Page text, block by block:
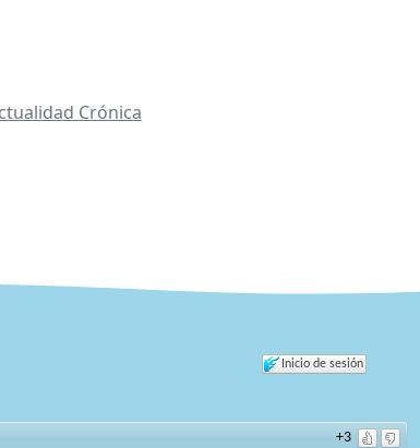
Crónica
Inicio de sesión
+3